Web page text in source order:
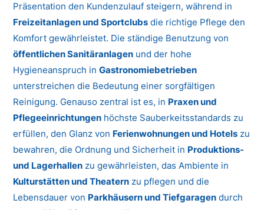
Präsentation den Kundenzulauf steigern, während in
Freizeitanlagen und Sportclubs die richtige Pflege den
Komfort gewährleistet. Die ständige Benutzung von
öffentlichen Sanitäranlagen und der hohe
Hygieneanspruch inGastronomiebetrieben
unterstreichen die Bedeutung einer sorgfältigen
Reinigung. Genauso zentral ist es, in Praxen und
Pflegeeinrichtungen höchste Sauberkeitsstandards zu
erfüllen, den Glanz von Ferienwohnungen und Hotels zu
bewahren, die Ordnung und Sicherheit in Produktions-
und Lagerhallen zu gewährleisten, das Ambiente in
Kulturstätten und Theatern zu pflegen und die
Lebensdauer von Parkhäusern und Tiefgaragen durch